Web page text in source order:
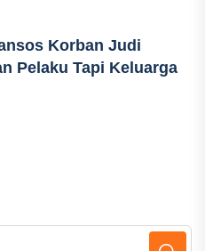
Korban Judi
Pelaku Tapi Keluarga